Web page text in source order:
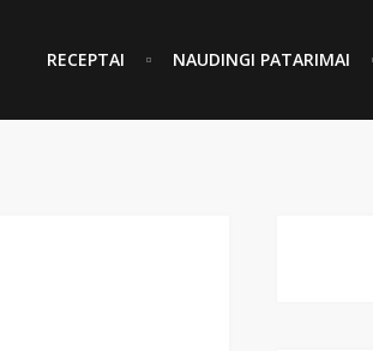
RECEPTAI NAUDINGI PATARIMAI